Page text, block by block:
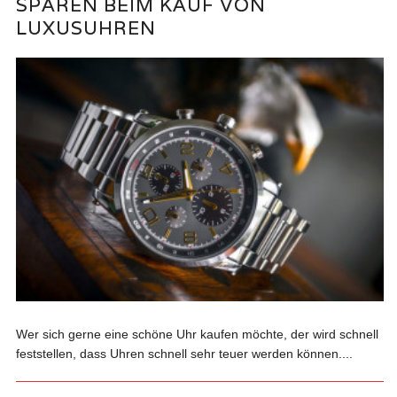
SPAREN BEIM KAUF VON
LUXUSUHREN
Wer sich gerne eine schöne Uhr kaufen möchte, der wird schnell
feststellen, dass Uhren schnell sehr teuer werden können....